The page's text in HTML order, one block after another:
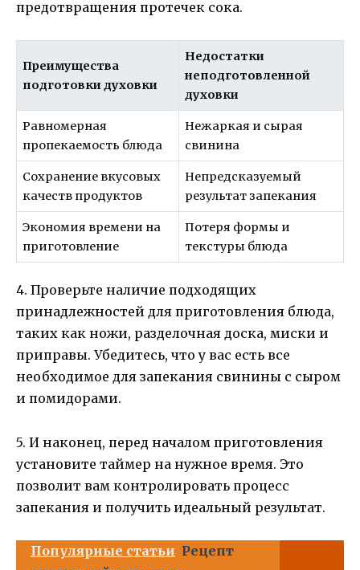
предотвращения протечек сока.
Преимущества
подготовки духовки
Недостатки
неподготовленной
духовки
Равномерная
пропекаемость блюда
Нежаркая и сырая
свинина
Сохранение вкусовых
качеств продуктов
Непредсказуемый
результат запекания
Экономия времени на
приготовление
Потеря формы и
текстуры блюда
4. Проверьте наличие подходящих
принадлежностей для приготовления блюда,
таких как ножи, разделочная доска, миски и
приправы. Убедитесь, что у вас есть все
необходимое для запекания свинины с сыром
и помидорами.
5. И наконец, перед началом приготовления
установите таймер на нужное время. Это
позволит вам контролировать процесс
запекания и получить идеальный результат.
Популярные статьи Рецепт